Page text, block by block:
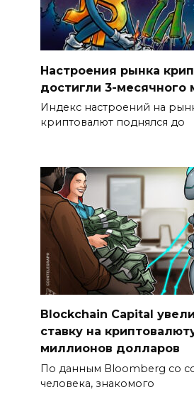
Настроения рынка
достигли 3-месячного
Индекс настроений на
криптовалют поднялся до
Blockchain Capital
ставку на
миллионов долларов
По данным Bloomberg со
человека, знакомого